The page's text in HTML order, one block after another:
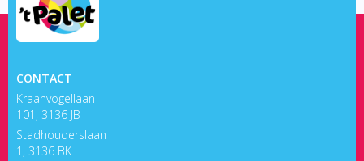
CONTACT
Kraanvogellaan
101, 3136 JB
Stadhouderslaan
1, 3136 BK